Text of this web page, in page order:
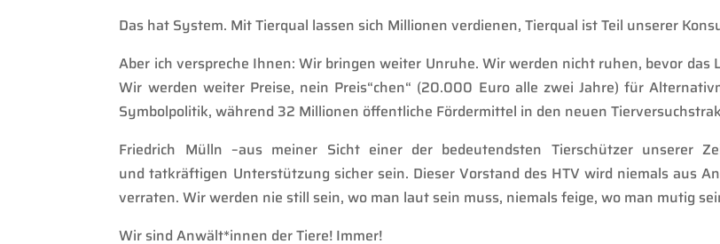
Das hat System. Mit Tierqual lassen sich Millionen verdienen, Tierqual ist Teil unserer
Aber ich verspreche Ihnen: Wir bringen weiter Unruhe. Wir werden nicht ruhen, bevor das
Wir werden weiter Preise, nein Preis“chen“ (20.000 Euroalle zwei Jahre) für
Symbolpolitik, während 32 Millionen öffentliche Fördermittel in den neuen
Friedrich Mülln –aus meiner Sicht einer der bedeutendsten Tierschützer unserer
undtatkräftigen Unterstützung sicher sein. Dieser Vorstand des HTV wird niemalsaus
verraten. Wir werden nie still sein, wo man laut sein muss, niemals feige, wo man mutig
Wir sindAnwält*innen der Tiere! Immer!